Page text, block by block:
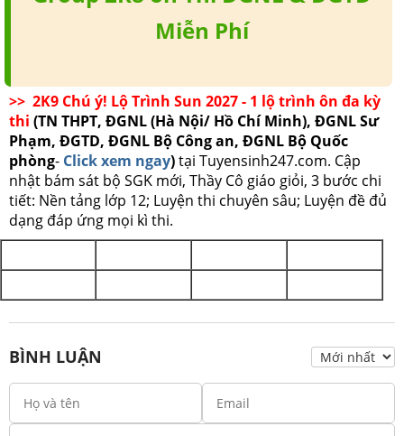
Miễn Phí
>> 2K9 Chú ý! Lộ Trình Sun 2027 - 1 lộ trình ôn đa kỳ
thi (TN THPT, ĐGNL (Hà Nội/ Hồ Chí Minh), ĐGNL Sư
Phạm, ĐGTD, ĐGNL Bộ Công an, ĐGNL Bộ Quốc
phòng- Click xem ngay)tại Tuyensinh247.com. Cập
nhật bám sát bộ SGK mới, Thầy Cô giáo giỏi, 3 bước chi
tiết: Nền tảng lớp 12; Luyện thi chuyên sâu; Luyện đề đủ
dạng đáp ứng mọi kì thi.
BÌNH LUẬN